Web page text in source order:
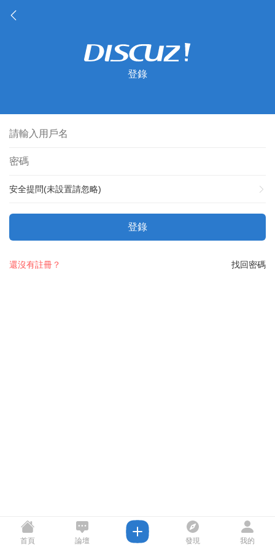
登錄
安全提問(未設置請忽略)
登錄
找回密碼
還沒有註冊？
首頁 論壇 發現 我的